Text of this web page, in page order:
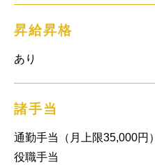
昇給昇格
あり
諸手当
通勤手当（月上限35,000円）
役職手当